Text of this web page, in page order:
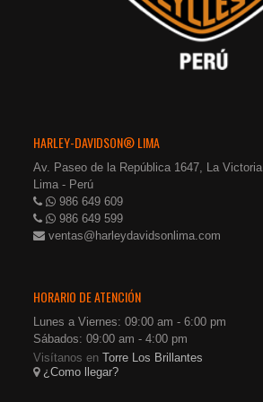
HARLEY-DAVIDSON® LIMA
Av. Paseo de la República 1647, La Victoria
Lima - Perú
986 649 609
986 649 599
ventas@harleydavidsonlima.com
HORARIO DE ATENCIÓN
Lunes a Viernes: 09:00 am - 6:00 pm
Sábados: 09:00 am - 4:00 pm
Visítanos enTorre Los Brillantes
¿Como llegar?